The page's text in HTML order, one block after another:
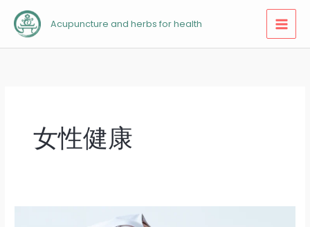
Acupuncture and herbs for health
女性健康